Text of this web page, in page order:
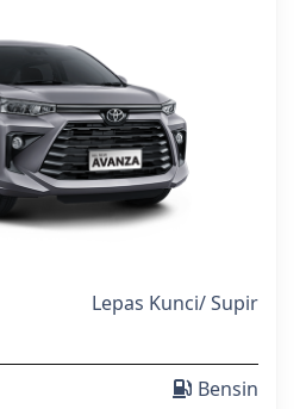
Lepas Kunci/Supir
Bensin